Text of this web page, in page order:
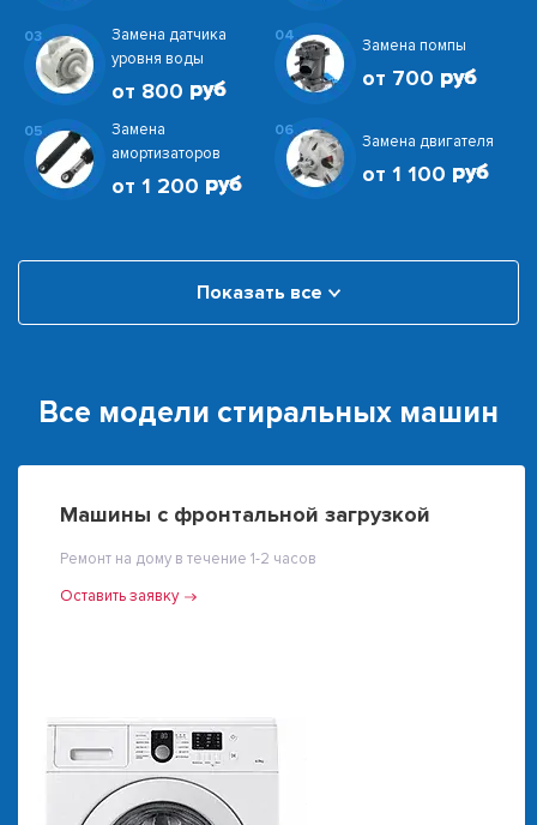
03
Замена датчика
уровня воды
от 800
04
Замена помпы
от 700
05
Замена
амортизаторов
от 1 200
06
Замена двигателя
от 1 100
Показать все
Все модели стиральных машин
Машины с фронтальной загрузкой
Ремонт на дому в течение 1-2 часов
Оставить заявку